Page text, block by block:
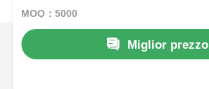
MOQ：5000
Miglior prezzo